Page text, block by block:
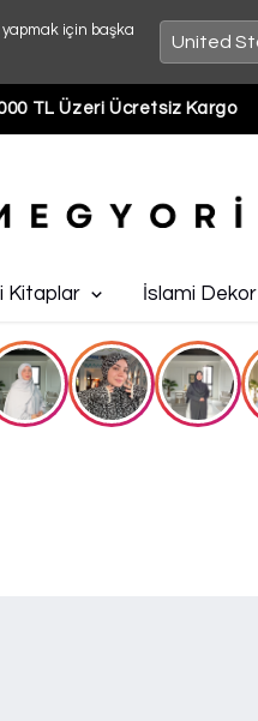
için başka
TL Üzeri Ücretsiz Kargo
Kitaplar İslami Dekor